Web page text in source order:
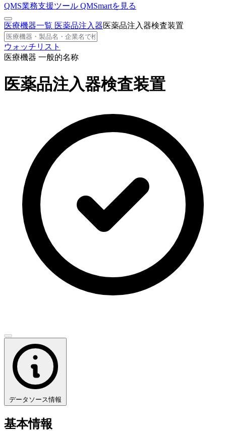
QMS業務支援ツール QMSmartを見る
医療機器一覧 医薬品注入器医薬品注入器検査装置
ウォッチリスト
医療機器 一般的名称
医薬品注入器検査装置
データソース情報
基本情報